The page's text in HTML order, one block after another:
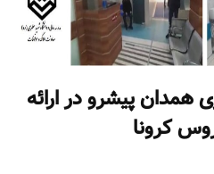
همدان پیشرو در ارائه
کرونا